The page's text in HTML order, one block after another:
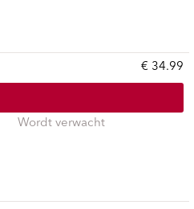
€ 34.99
Wordt verwacht